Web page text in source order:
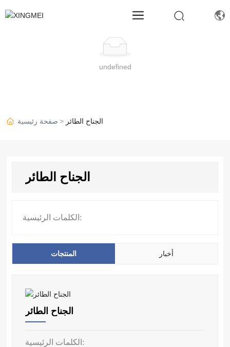
undefined
صفحة رئيسية الجناح الطائر
الجناح الطائر
الكلمات الرئيسية:
المنتجات أخبار
الجناح الطائر
الكلمات الرئيسية: